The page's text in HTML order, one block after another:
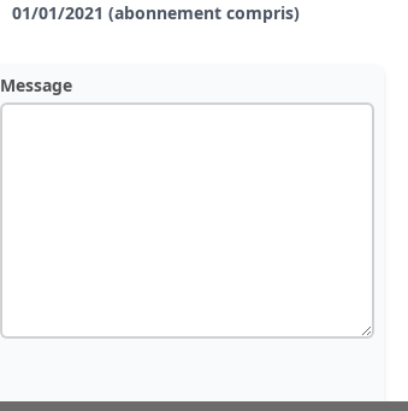
01/01/2021 (abonnement compris)
Message